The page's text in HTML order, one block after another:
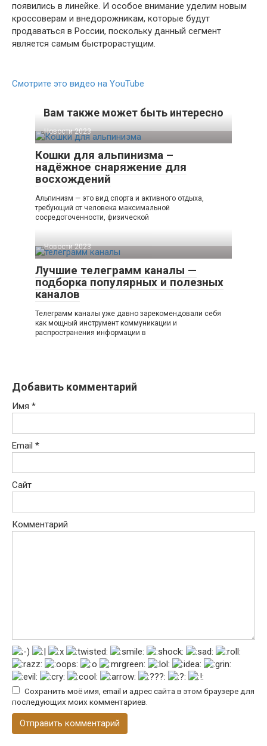
появились в линейке. И особое внимание уделим новым
кроссоверам и внедорожникам, которые будут
продаваться в России, поскольку данный сегмент
является самым быстрорастущим.
Смотрите это видео на YouTube
Вам также может быть интересно
Новости 2023
Кошки для альпинизма –
надёжное снаряжение для
восхождений
Альпинизм — это вид спорта и активного отдыха,
требующий от человека максимальной
сосредоточенности, физической
Новости 2023
Лучшие телеграмм каналы —
подборка популярных и полезных
каналов
Телеграмм каналы уже давно зарекомендовали себя
как мощный инструмент коммуникации и
распространения информации в
Добавить комментарий
Имя *
Email *
Сайт
Комментарий
Сохранить моё имя, email и адрес сайта в этом браузере для
последующих моих комментариев.